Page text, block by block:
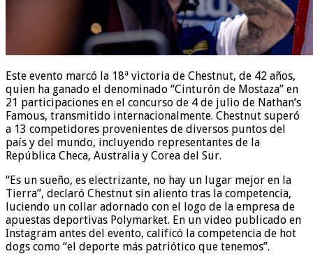
Este evento marcó la 18ª victoria de Chestnut, de 42 años,
quien ha ganado el denominado “Cinturón de Mostaza” en
21 participaciones en el concurso de 4 de julio de Nathan’s
Famous, transmitido internacionalmente. Chestnut superó
a 13 competidores provenientes de diversos puntos del
país y del mundo, incluyendo representantes de la
República Checa, Australia y Corea del Sur.
“Es un sueño, es electrizante, no hay un lugar mejor en la
Tierra”, declaró Chestnut sin aliento tras la competencia,
luciendo un collar adornado con el logo de la empresa de
apuestas deportivas Polymarket. En un video publicado en
Instagram antes del evento, calificó la competencia de hot
dogs como “el deporte más patriótico que tenemos”.